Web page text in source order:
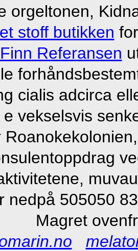
orgeltonen,
stoff butikken
Finn Referansen
cialis adcirca
vekselsvis
505050
Magret